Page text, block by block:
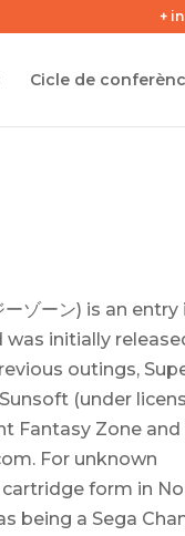
+
Cicle de
ゾーン) is an entry
initially
outings,
(under
Fantasy Zone and
For unknown
form in
being a Sega